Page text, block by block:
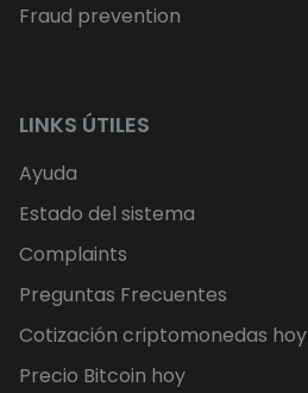
Fraud prevention
LINKS ÚTILES
Ayuda
Estado del sistema
Complaints
Preguntas Frecuentes
Cotización criptomonedas hoy
Precio Bitcoin hoy